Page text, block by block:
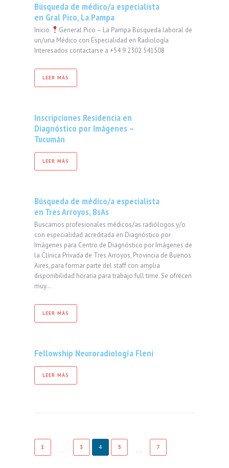
Búsqueda de médico/a especialista
en Gral Pico, La Pampa
Inicio
General Pico – La Pampa Búsqueda laboral de
un/una Médico con Especialidad en Radiología
Interesados contactarse a +54 9 2302 541508
LEER MÁS
Inscripciones Residencia en
Diagnóstico por Imágenes –
Tucumán
LEER MÁS
Búsqueda de médico/a especialista
en Tres Arroyos, BsAs
Buscamos profesionales médicos/as radiólogos y/o
con especialidad acreditada en Diagnóstico por
Imágenes para Centro de Diagnóstico por Imágenes de
la Clínica Privada de Tres Arroyos, Provincia de Buenos
Aires, para formar parte del staff con amplia
disponibilidad horaria para trabajo full time. Se ofrecen
muy…
LEER MÁS
Fellowship Neuroradiología Fleni
LEER MÁS
1 ... 3 4 5 ... 7